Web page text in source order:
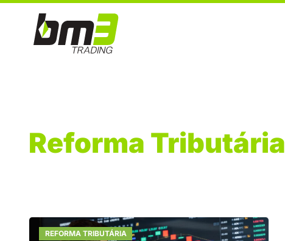
Reforma Tributária
REFORMA TRIBUTÁRIA